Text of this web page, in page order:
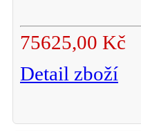
75625,00 Kč
Detail zboží